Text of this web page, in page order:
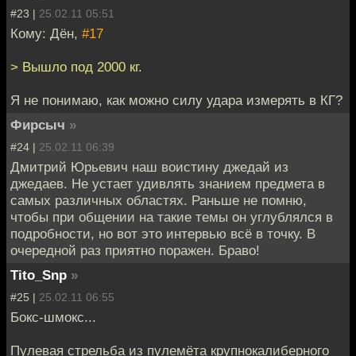
#23 | 25.02.11 05:51
Кому: Дён, #17
> Вышло под 2000 кг.
Я не понимаю, как можно силу удара измерять в КГ?
Фирсыч »
#24 | 25.02.11 06:39
Дмитрий Юрьевич наш воистину джедай из
джедаев. Не устает удивлять знанием предмета в
самых различных областях. Раньше не помню,
чтобы при общении на такие темы он углублялся в
подробности, но вот это интервью всё в точку. В
очередной раз приятно поражен. Браво!
Tito_Snp »
#25 | 25.02.11 06:55
Бокс-шмокс...
Пулевая стрельба из пулемёта крупнокалиберного